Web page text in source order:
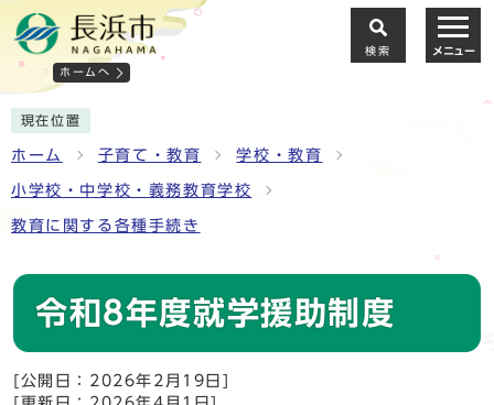
ホームへ
検索 メニュー
現在位置
ホーム 子育て・教育 学校・教育
小学校・中学校・義務教育学校
教育に関する各種手続き
令和8年度就学援助制度
[公開日：2026年2月19日]